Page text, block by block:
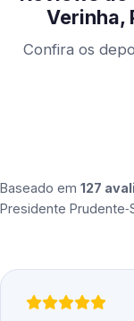
Verinha,
Confira os
Baseado em 127
Presidente